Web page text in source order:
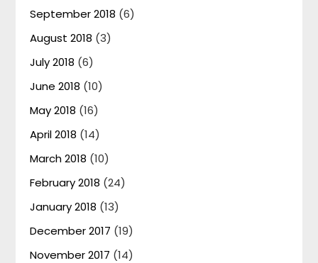
September 2018 (6)
August 2018 (3)
July 2018 (6)
June 2018 (10)
May 2018 (16)
April 2018 (14)
March 2018 (10)
February 2018 (24)
January 2018 (13)
December 2017 (19)
November 2017 (14)